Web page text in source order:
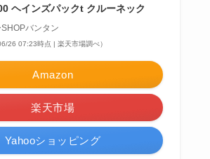
ヘインズパックt クルーネック
バンタン
26 07:23時点 | 楽天市場調べ）
Amazon
楽天市場
Yahooショッピング